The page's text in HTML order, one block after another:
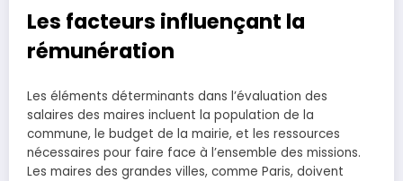
Les facteurs influençant la
rémunération
Les éléments déterminants dans l’évaluation des
salaires des maires incluent la population de la
commune, le budget de la mairie, et les ressources
nécessaires pour faire face à l’ensemble des missions.
Les maires des grandes villes, comme Paris, doivent